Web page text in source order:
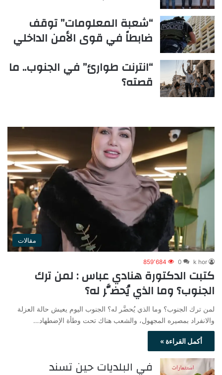
“شعبة المعلومات” توقف
ضابطاً في قوى الأمن الداخلي
“انترنت طوارئ” في الجنوب.. ما
قصته؟
مقالات
k hor
0 859٬684
كتبت الدكتورة هنادي عباس : لمن ترك
الجنوب؟ وما الذي يُحضَّر له؟
لمن ترك الجنوب؟ وما الذي يُحضَّر له؟ الجنوب اليوم يعيش حالة العزلة
والانفراد بمصيره المجهول، والشعب هناك تحت وطأة الإضطهاد…
أكمل القراءة »
في البلديات حين تسند